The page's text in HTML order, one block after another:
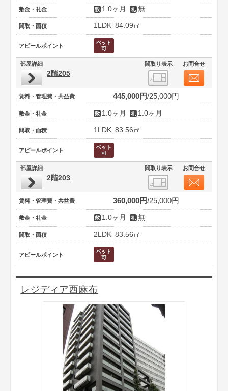
敷金・礼金 1.0ヶ月 無
間取・面積 1LDK 84.09㎡
アピールポイント
部屋詳細 間取り表示 お問合せ
2階205
賃料・管理費・共益費 445,000円 25,000円
敷金・礼金 1.0ヶ月 1.0ヶ月
間取・面積 1LDK 83.56㎡
アピールポイント
部屋詳細 間取り表示 お問合せ
2階203
賃料・管理費・共益費 360,000円 25,000円
敷金・礼金 1.0ヶ月 無
間取・面積 2LDK 83.56㎡
アピールポイント
レジディア西麻布